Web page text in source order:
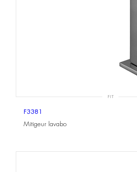
FIT
F3381
Mitigeur lavabo